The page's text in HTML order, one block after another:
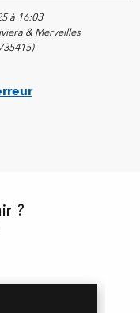
à 16:03
& Merveilles
)
?